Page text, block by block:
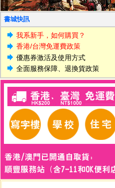
書城快訊
我系新手，如何購買？
香港/台灣免運費政策
優惠券激活及使用方式
全面服務保障、退換貨政策